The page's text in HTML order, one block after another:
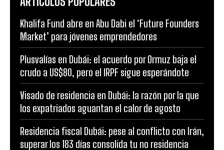
Khalifa Fund abre en Abu Dabi el ‘Future Founders
Market’ para jóvenes emprendedores
Plusvalías en Dubái: el acuerdo por Ormuz baja el
crudo a US$80, pero el IRPF sigue esperándote
Visado de residencia en Dubái: la razón por la que
los expatriados aguantan el calor de agosto
Residencia fiscal Dubái: pese al conflicto con Irán,
superar los 183 días consolida tu no residencia